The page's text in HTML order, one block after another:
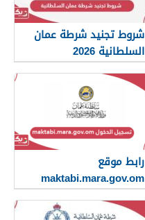
شروط تجنيد شرطة عمان
السلطانية 2026
رابط موقع
maktabi.mara.gov.om
تسجيل الدخول